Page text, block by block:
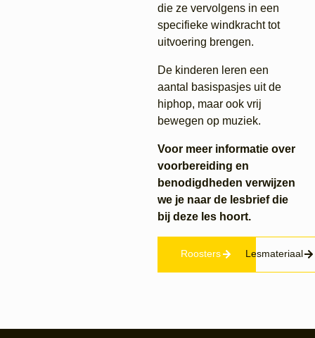
die ze vervolgens in een
specifieke windkracht tot
uitvoering brengen.
De kinderen leren een
aantal basispasjes uit de
hiphop, maar ook vrij
bewegen op muziek.
Voor meer informatie over
voorbereiding en
benodigdheden verwijzen
we je naar de lesbrief die
bij deze les hoort.
Roosters Lesmateriaal